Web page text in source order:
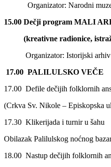
Organizator: Narodni
15.00 Dečji program MALI
(kreativne radionice,
Organizator: Istorijski
17.00 PALILULSKO VEČE
17.00 Defile dečijih folklornih
(Crkva Sv. Nikole – Episkopska
17.30 Klikerijada i turnir u šahu
Obilazak Palilulskog noćnog
18.00 Nastup dečijih folklornih